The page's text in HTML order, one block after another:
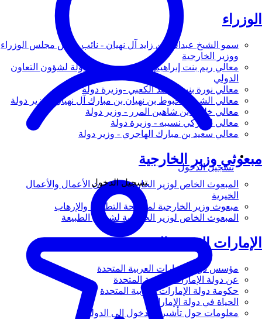
الوزراء
سمو الشيخ عبدالله بن زايد آل نهيان - نائب رئيس مجلس الوزراء
ووزير الخارجية
معالي ريم بنت إبراهيم الهاشمي - وزيرة دولة لشؤون التعاون
الدولي
معالي نورة بنت محمد الكعبي -وزيرة دولة
معالي الشيخ شخبوط بن نهيان بن مبارك آل نهيان - وزير دولة
معالي خليفة بن شاهين المرر - وزير دولة
معالي لانا زكي نسيبه - وزيرة دولة
معالي سعيد بن مبارك الهاجري - وزير دولة
مبعوثي وزير الخارجية
المبعوث الخاص لوزير الخارجية لشؤون الأعمال والأعمال
الخيرية
مبعوث وزير الخارجية لمكافحة التطرف والإرهاب
المبعوث الخاص لوزير الخارجية لشؤون الطبيعة
الإمارات العربية المتحدة
مؤسس دولة الإمارات العربية المتحدة
عن دولة الإمارات العربية المتحدة
حكومة دولة الإمارات العربية المتحدة
الحياة في دولة الإمارات
معلومات حول تأشيرة الدخول إلى الدولة
تسجيل الدخول
تسجيل الدخول